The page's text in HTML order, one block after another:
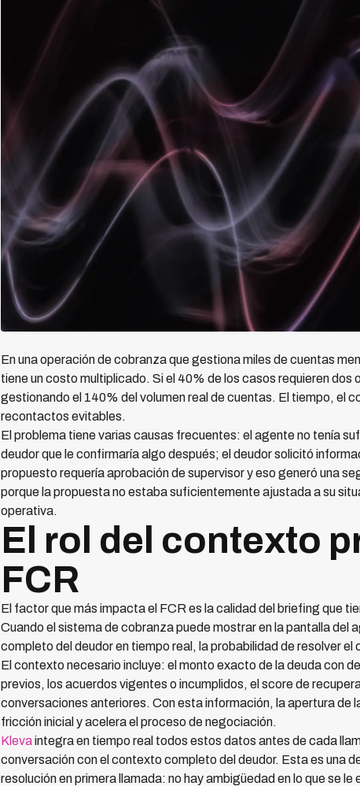
En una operación de cobranza que gestiona miles de cuentas
tiene un costo multiplicado. Si el 40% de los casos requieren
gestionando el 140% del volumen real de cuentas. El tiempo, el
recontactos evitables.
El problema tiene varias causas frecuentes: el agente no tenía
deudor que le confirmaría algo después; el deudor solicitó
propuesto requería aprobación de supervisor y eso generó una
porque la propuesta no estaba suficientemente ajustada a su
operativa.
El rol del contexto
FCR
El factor que más impacta el FCR es la calidad del briefing que
Cuando el sistema de cobranza puede mostrar en la pantalla del
completo del deudor en tiempo real, la probabilidad de resolver
El contexto necesario incluye: el monto exacto de la deuda con
previos, los acuerdos vigentes o incumplidos, el score de
conversaciones anteriores. Con esta información, la apertura de
fricción inicial y acelera el proceso de negociación.
Klevaintegra en tiempo real todos estos datos antes de cada
conversación con el contexto completo del deudor. Esta es una
resolución en primera llamada: no hay ambigüedad en lo que se